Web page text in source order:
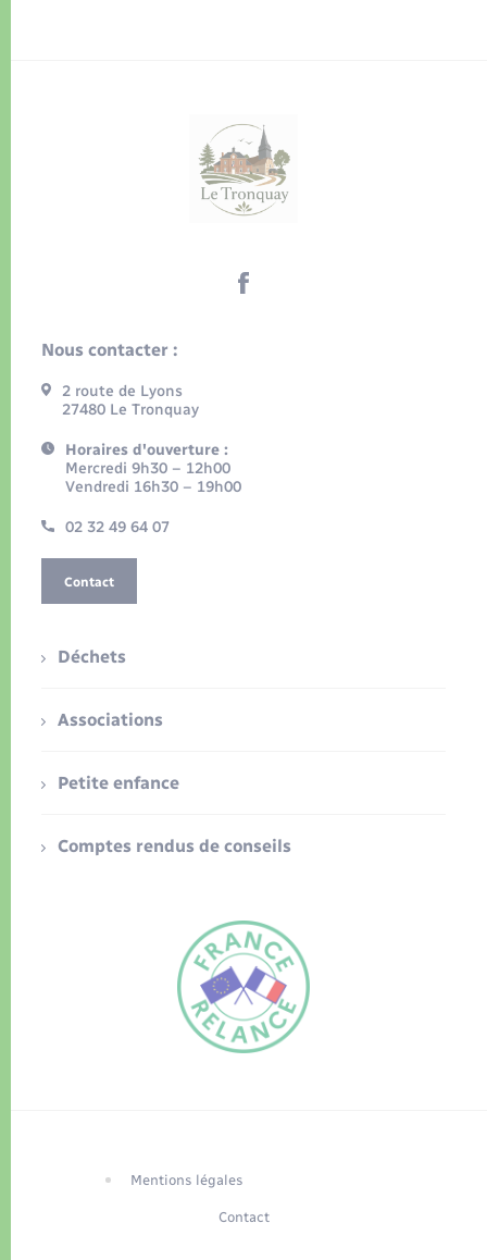
Nous contacter :
2 route de Lyons
27480 Le Tronquay
Horaires d'ouverture :
Mercredi 9h30 – 12h00
Vendredi 16h30 – 19h00
02 32 49 64 07
Contact
Déchets
Associations
Petite enfance
Comptes rendus de conseils
Mentions légales
Contact